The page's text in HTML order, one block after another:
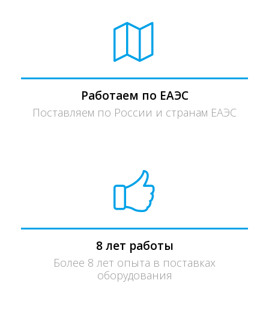
Работаем по ЕАЭС
Поставляем по России и странам ЕАЭС
8 лет работы
Более 8 лет опыта в поставках
оборудования